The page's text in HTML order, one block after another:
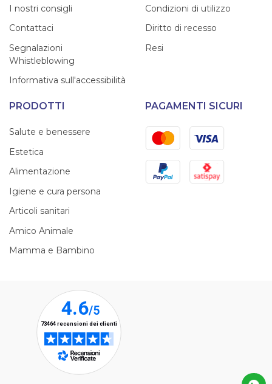
I nostri consigli
Contattaci
Segnalazioni
Whistleblowing
Informativa sull'accessibilità
Condizioni di utilizzo
Diritto di recesso
Resi
PRODOTTI
Salute e benessere
Estetica
Alimentazione
Igiene e cura persona
Articoli sanitari
Amico Animale
Mamma e Bambino
PAGAMENTI SICURI
MastercardVisa
PayPal Satispay